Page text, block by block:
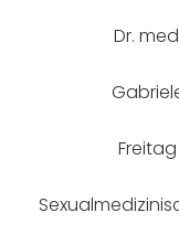
Dr.
Freitag